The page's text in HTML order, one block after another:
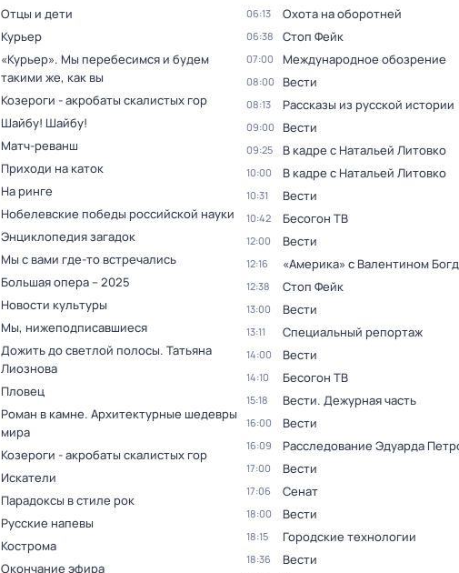
Отцы и дети
Курьер
«Курьер». Мы перебесимся и будем
такими же, как вы
Козероги - акробаты скалистых гор
Шайбу! Шайбу!
Матч-реванш
Приходи на каток
На ринге
Нобелевские победы российской науки
Энциклопедия загадок
Мы с вами где-то встречались
Большая опера – 2025
Новости культуры
Мы, нижеподписавшиеся
Дожить до светлой полосы. Татьяна
Лиознова
Пловец
Роман в камне. Архитектурные шедевры
мира
Козероги - акробаты скалистых гор
Искатели
Парадоксы в стиле рок
Русские напевы
Кострома
Окончание эфира
06:13 Охота на оборотней
06:38 Стоп Фейк
07:00 Международное обозрение
08:00 Вести
08:13 Рассказы из русской истории
09:00 Вести
09:25 В кадре с Натальей Литовко
10:00 В кадре с Натальей Литовко
10:31 Вести
10:42 Бесогон ТВ
12:00 Вести
12:16 «Америка» с Валентином
12:38 Стоп Фейк
13:00 Вести
13:11 Специальный репортаж
14:00 Вести
14:10 Бесогон ТВ
15:18 Вести. Дежурная часть
16:00 Вести
16:09 Расследование Эдуарда
17:00 Вести
17:06 Сенат
18:00 Вести
18:15 Городские технологии
18:36 Вести